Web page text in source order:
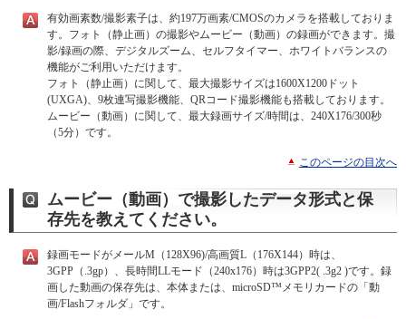
有効画素数/撮影素子は、約197万画素/CMOSのカメラを搭載しておりま
す。フォト（静止画）の撮影やムービー（動画）の録画ができます。撮
影/録画の際、デジタルズーム、セルフタイマー、ホワイトバランスの
機能がご利用いただけます。
フォト（静止画）に関して、最大撮影サイズは1600X1200ドット
(UXGA)、9枚連写撮影機能、QRコード撮影機能も搭載しております。
ムービー（動画）に関して、最大録画サイズ/時間は、240X176/300秒
（5分）です。
このページの目次へ
ムービー（動画）で撮影したデータ形式と保
存先を教えてください。
録画モードがメールM（128X96)/高画質L（176X144）時は、
3GPP（.3gp）、長時間LLモード（240x176）時は3GPP2( .3g2 )です。録
画した動画の保存先は、本体または、microSD™メモリカードの「動
画/Flashフォルダ」です。